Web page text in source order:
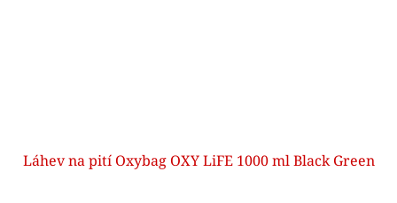
Láhev na pití Oxybag OXY LiFE 1000 ml Black Green